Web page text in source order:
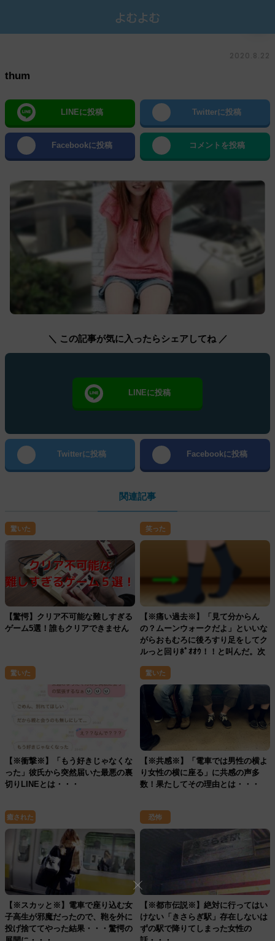
2020.8.22
thum
LINEに投稿 Twitterに投稿
Facebookに投稿 コメントを投稿
＼ この記事が気に入ったらシェアしてね ／
LINEに投稿
Twitterに投稿 Facebookに投稿
関連記事
驚いた
【驚愕】クリア不可能な難しすぎる
ゲーム5選！誰もクリアできません
笑った
【※痛い過去※】「見て分からん
の？ムーンウォークだよ」といいな
がらおもむろに後ろすり足をしてク
ルっと回りﾎﾟｵｵｳ！！と叫んだ。次
驚いた
【※衝撃※】「もう好きじゃなくな
った」彼氏から突然届いた最悪の裏
切りLINEとは・・・
驚いた
【※共感※】「電車では男性の横よ
り女性の横に座る」に共感の声多
数！果たしてその理由とは・・・
癒された
【※スカッと※】電車で座り込む女
子高生が邪魔だったので、鞄を外に
投げ捨ててやった結果・・・驚愕の
恐怖
【※都市伝説※】絶対に行ってはい
けない「きさらぎ駅」存在しないは
ずの駅で降りてしまった女性の